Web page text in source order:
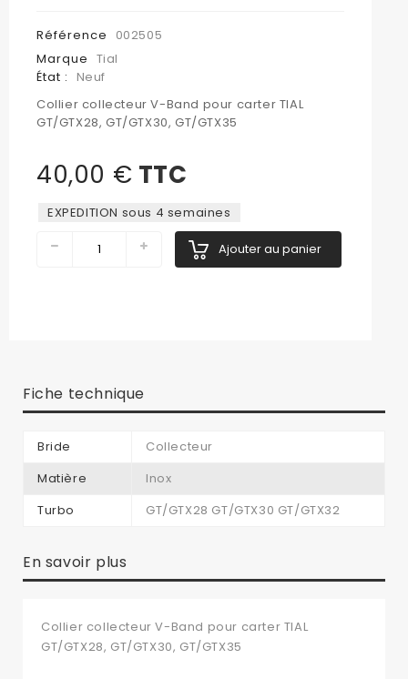
Référence
002505
Marque Tial
État :
Neuf
Collier collecteur V-Band pour carter TIAL
GT/GTX28, GT/GTX30, GT/GTX35
40,00 € TTC
EXPEDITION sous 4 semaines
Ajouter au panier
Fiche technique
Bride
Collecteur
Matière
Inox
Turbo
GT/GTX28 GT/GTX30 GT/GTX32
En savoir plus
Collier collecteur V-Band pour carter TIAL
GT/GTX28, GT/GTX30, GT/GTX35